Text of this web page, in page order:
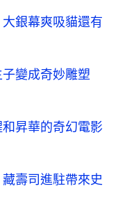
銀幕爽吸貓還有
子變成奇妙雕塑
昇華的奇幻電影
壽司進駐帶來史